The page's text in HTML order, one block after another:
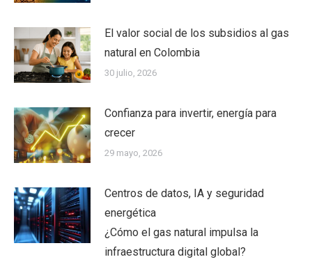
El valor social de los subsidios al gas
natural en Colombia
30 julio, 2026
Confianza para invertir, energía para
crecer
29 mayo, 2026
Centros de datos, IA y seguridad
energética
¿Cómo el gas natural impulsa la
infraestructura digital global?